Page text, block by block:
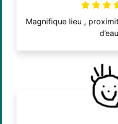
Magnifique lieu ,
d’eau